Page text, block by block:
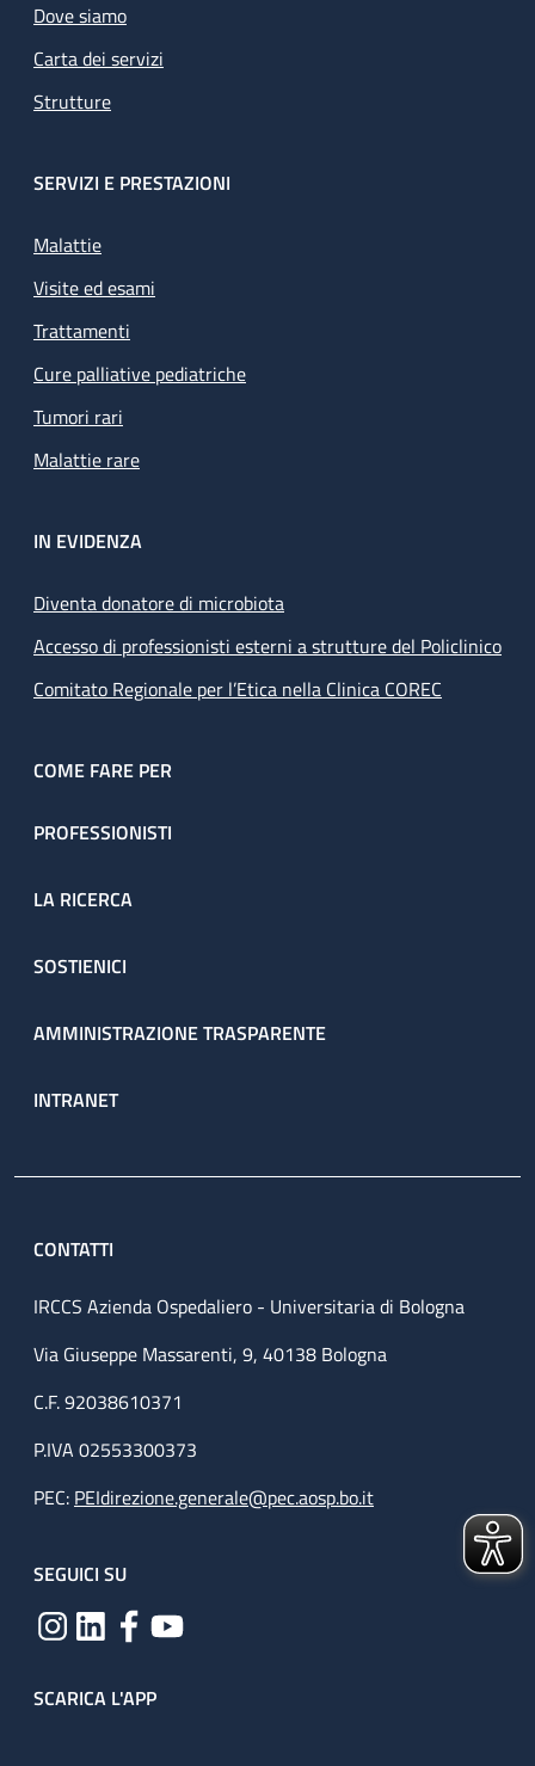
Dove siamo
Carta dei servizi
Strutture
SERVIZI E PRESTAZIONI
Malattie
Visite ed esami
Trattamenti
Cure palliative pediatriche
Tumori rari
Malattie rare
IN EVIDENZA
Diventa donatore di microbiota
Accesso di professionisti esterni a strutture del Policlinico
Comitato Regionale per l’Etica nella Clinica COREC
COME FARE PER
PROFESSIONISTI
LA RICERCA
SOSTIENICI
AMMINISTRAZIONE TRASPARENTE
INTRANET
CONTATTI
IRCCS Azienda Ospedaliero - Universitaria di Bologna
Via Giuseppe Massarenti, 9, 40138 Bologna
C.F. 92038610371
P.IVA 02553300373
PEC: PEIdirezione.generale@pec.aosp.bo.it
SEGUICI SU
SCARICA L'APP